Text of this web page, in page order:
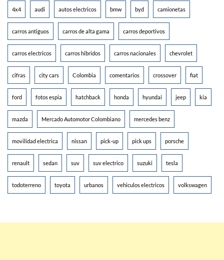
4x4 audi autos electricos bmw byd camionetas
carros antiguos carros de alta gama carros deportivos
carros electricos carros hibridos carros nacionales chevrolet
cifras city cars Colombia comentarios crossover fiat
ford fotos espia hatchback honda hyundai jeep kia
mazda Mercado Automotor Colombiano mercedes benz
movilidad electrica nissan pick-up pick ups porsche
renault sedan suv suv electrico suzuki tesla
todoterreno toyota urbanos vehiculos electricos volkswagen